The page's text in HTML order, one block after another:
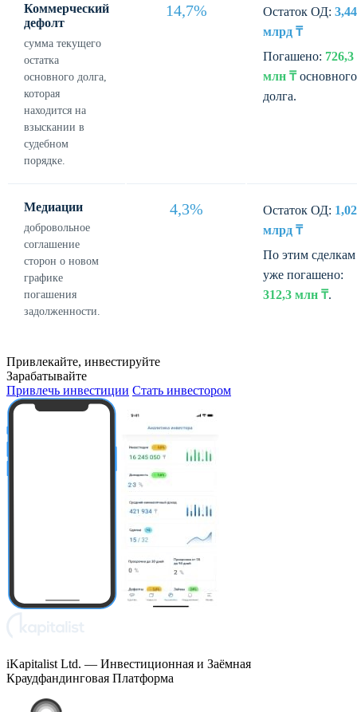
Коммерческий
дефолт
сумма текущего
остатка
основного долга,
которая
находится на
взыскании в
судебном
порядке.
14,7% Остаток ОД: 3,44
млрд ₸
Погашено: 726,3
млн ₸основного
долга.
Медиации
добровольное
соглашение
сторон о новом
графике
погашения
задолженности.
4,3% Остаток ОД: 1,02
млрд ₸
По этим сделкам
уже погашено:
312,3 млн ₸.
Привлекайте, инвестируйте
Зарабатывайте
Привлечь инвестиции Стать инвестором
iKapitalist Ltd. — Инвестиционная и Заёмная
Краудфандинговая Платформа